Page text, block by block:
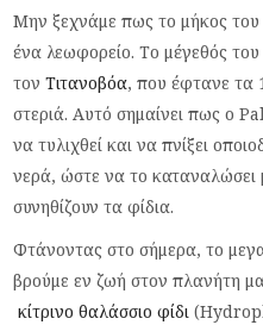
Μην ξεχνάμε πως το μήκος του
ένα λεωφορείο. Το μέγεθός
τονΤιτανοβόα, που έφτανε τα
στεριά. Αυτό σημαίνει πως ο
να τυλιχθεί και να πνίξει
νερά, ώστε να το καταναλώσει
συνηθίζουν τα φίδια.
Φτάνοντας στο σήμερα, το
βρούμε εν ζωή στον πλανήτη
κίτρινο θαλάσσιο φίδι